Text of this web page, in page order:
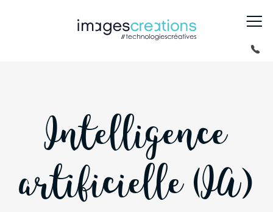
Intelligence
artificielle (IA)